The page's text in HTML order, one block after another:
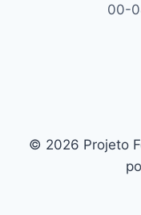
00-
© 2026 Projeto